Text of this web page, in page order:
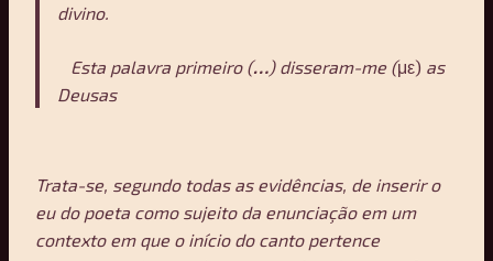
divino.
Esta palavra primeiro (…) disseram-me (με) as
Deusas
Trata-se, segundo todas as evidências, de inserir o
eu do poeta como sujeito da enunciação em um
contexto em que o início do canto pertence